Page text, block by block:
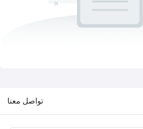
تواصل معنا